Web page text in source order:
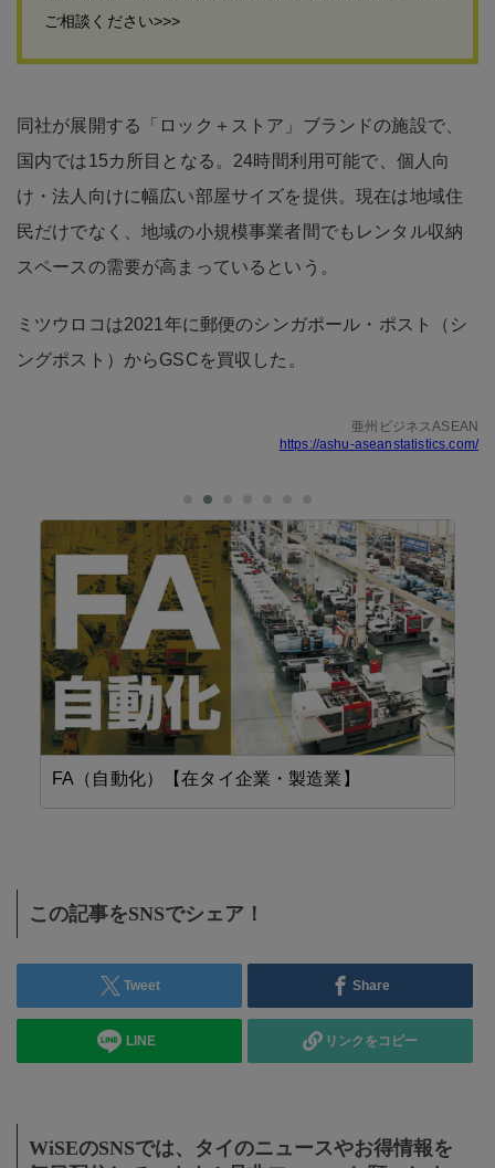
ご相談ください>>>
同社が展開する「ロック＋ストア」ブランドの施設で、
国内では15カ所目となる。24時間利用可能で、個人向
け・法人向けに幅広い部屋サイズを提供。現在は地域住
民だけでなく、地域の小規模事業者間でもレンタル収納
スペースの需要が高まっているという。
ミツウロコは2021年に郵便のシンガポール・ポスト（シ
ングポスト）からGSCを買収した。
亜州ビジネスASEAN
https://ashu-aseanstatistics.com/
FA（自動化）【在タイ企業・製造業】
この記事をSNSでシェア！
Tweet Share
LINE リンクをコピー
WiSEのSNSでは、タイのニュースやお得情報を